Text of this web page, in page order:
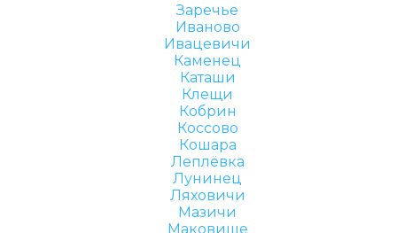
Заречье
Иваново
Ивацевичи
Каменец
Каташи
Клещи
Кобрин
Коссово
Кошара
Леплёвка
Лунинец
Ляховичи
Мазичи
Маковище